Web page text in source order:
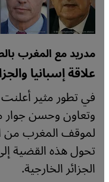
مدريد مع المغرب
علاقة إسبانيا
في تطور مثير
وتعاون وحسن جوار
لموقف المغرب من
تحول هذه القضية
الجزائر الخارجية.